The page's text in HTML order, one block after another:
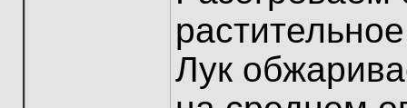
Лук